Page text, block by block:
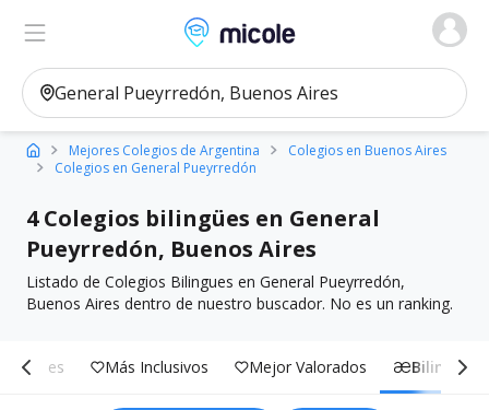
Micole, buscador de colegios
Ver en el mapa Filtros
Mejores Colegios de Argentina
Colegios en Buenos Aires
Colegios en General Pueyrredón
4 Colegios bilingües en General
Pueyrredón, Buenos Aires
Listado de Colegios Bilingues en General Pueyrredón,
Buenos Aires dentro de nuestro buscador. No es un ranking.
Más Inclusivos Mejor Valorados Bilingües